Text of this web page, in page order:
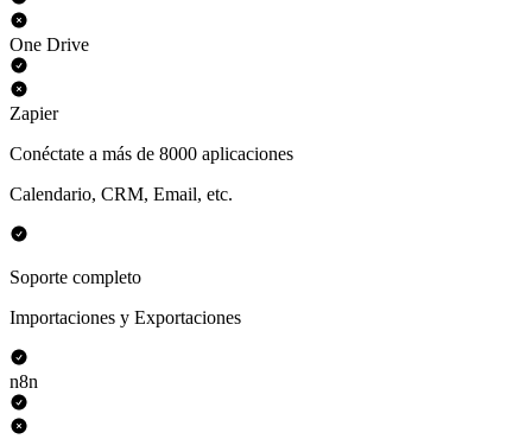
One Drive
Zapier
Conéctate a más de 8000 aplicaciones
Calendario, CRM, Email, etc.
Soporte completo
Importaciones y Exportaciones
n8n